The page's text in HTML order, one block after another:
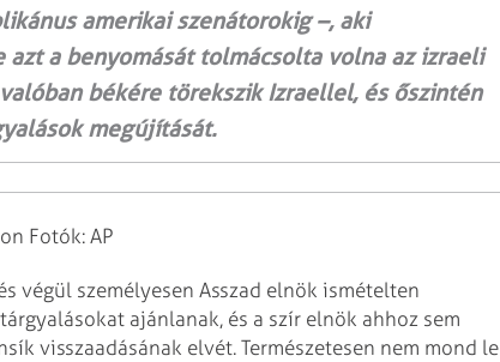
amerikai szenátorokig –, aki
azt a benyomását tolmácsolta volna az izraeli
békére törekszik Izraellel, és őszintén
megújítását.
Fotók: AP
végül személyesen Asszad elnök ismételten
ajánlanak, és a szír elnök ahhoz sem
visszaadásának elvét. Természetesen nem mond le